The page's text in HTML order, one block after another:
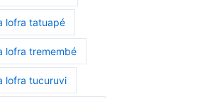
lofra tatuapé
lofra tremembé
lofra tucuruvi